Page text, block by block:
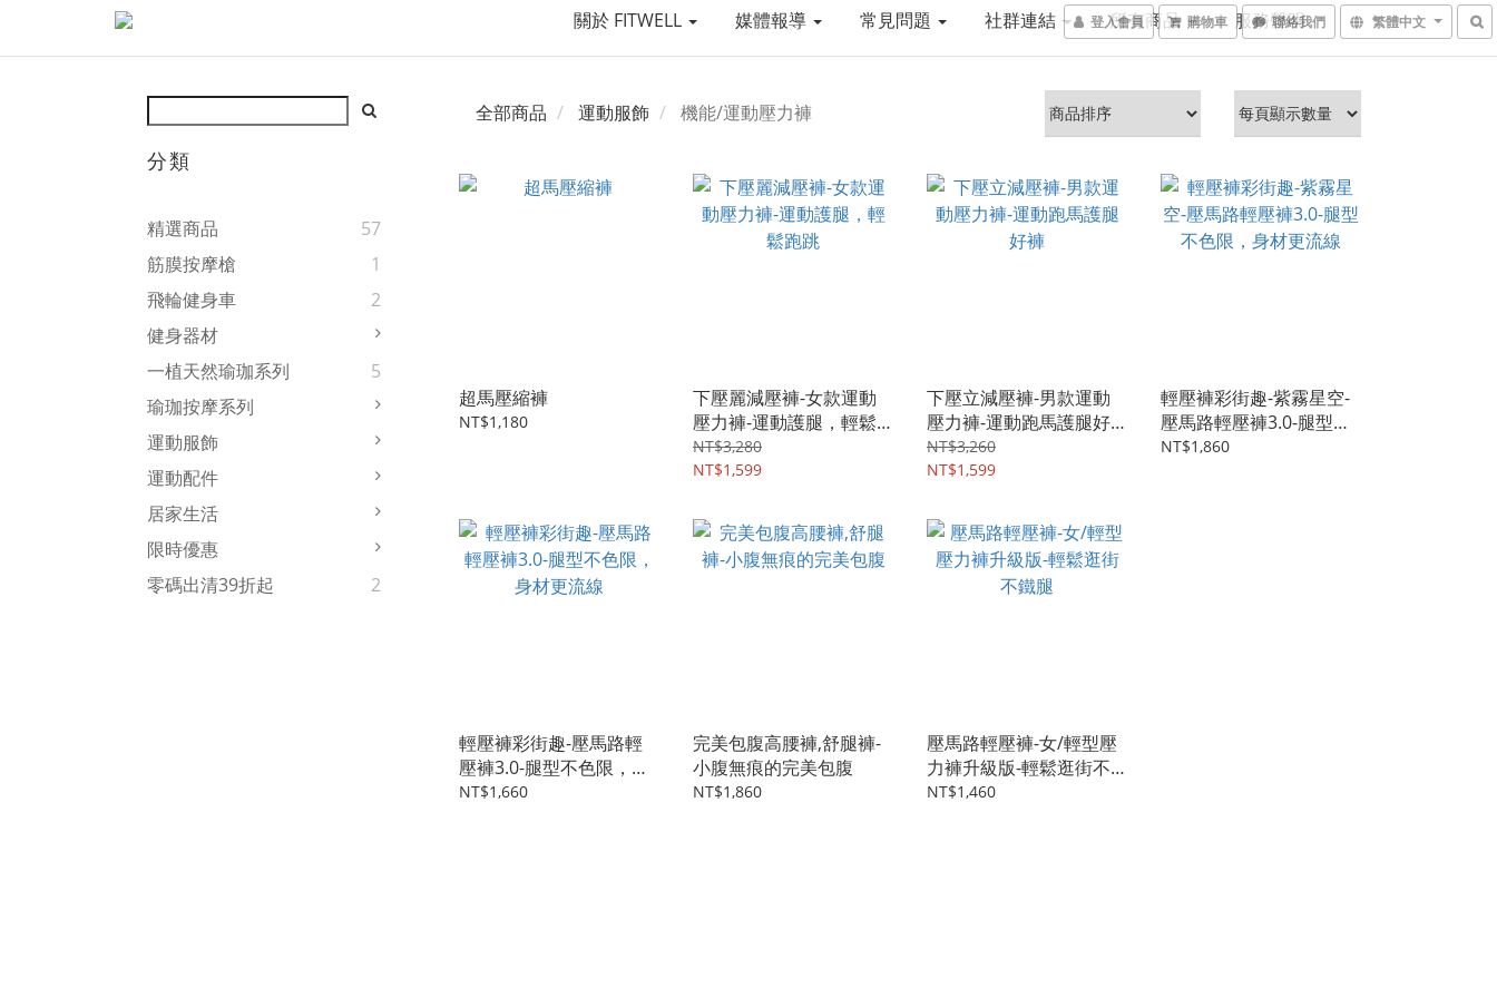
登入會員 購物車 聯絡我們 繁體中文
關於 FITWELL 媒體報導 常見問題 社群連結 所有商品 服務聲明
分類
精選商品
57
筋膜按摩槍
1
飛輪健身車
2
健身器材
一植天然瑜珈系列
5
瑜珈按摩系列
運動服飾
運動配件
居家生活
限時優惠
零碼出清39折起
2
全部商品 運動服飾 機能/運動壓力褲
超馬壓縮褲
NT$1,180
下壓麗減壓褲-女款運動
壓力褲-運動護腿，輕鬆
跑跳
NT$3,280
NT$1,599
下壓立減壓褲-男款運動
壓力褲-運動跑馬護腿好
褲
NT$3,260
NT$1,599
輕壓褲彩街趣-紫霧星空-
壓馬路輕壓褲3.0-腿型不
色限，身材更流線
NT$1,860
輕壓褲彩街趣-壓馬路輕
壓褲3.0-腿型不色限，身
材更流線
NT$1,660
完美包腹高腰褲,舒腿褲-
小腹無痕的完美包腹
NT$1,860
壓馬路輕壓褲-女/輕型壓
力褲升級版-輕鬆逛街不
鐵腿
NT$1,460